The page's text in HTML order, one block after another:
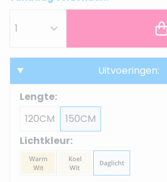
Uitvoeringen:
Lengte:
120CM
150CM
Lichtkleur: